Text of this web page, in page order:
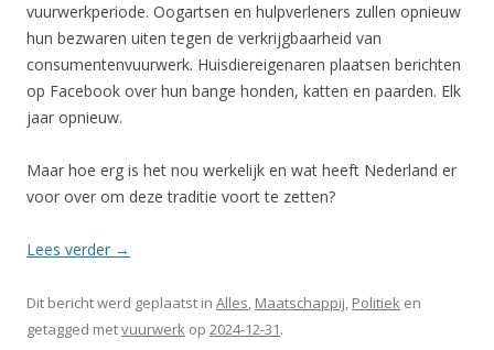
vuurwerkperiode. Oogartsen en hulpverleners zullen opnieuw
hun bezwaren uiten tegen de verkrijgbaarheid van
consumentenvuurwerk. Huisdiereigenaren plaatsen berichten
op Facebook over hun bange honden, katten en paarden. Elk
jaar opnieuw.
Maar hoe erg is het nou werkelijk en wat heeft Nederland er
voor over om deze traditie voort te zetten?
Lees verder →
Dit bericht werd geplaatst in Alles, Maatschappij, Politiek en
getagged metvuurwerk op 2024-12-31.